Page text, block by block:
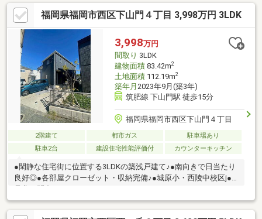
福岡県福岡市西区下山門４丁目 3,998万円 3LDK
3,998万円
間取り 3LDK
建物面積83.42m2
土地面積112.19m2
築年月 2023年9月(築3年)
筑肥線 下山門駅 徒歩15分
福岡県福岡市西区下山門４丁目
2階建て 都市ガス
駐車場あり
駐車2台
建設住宅性能評価付 カウンターキッチン
●閑静な住宅街に位置する3LDKの築浅戸建て♪●南向きで日当たり
良好◎●各部屋クローゼット・収納完備♪●城原小・西陵中校区j●